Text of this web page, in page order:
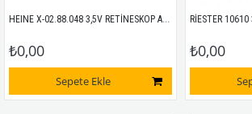
HEINE X-02.88.048 3,5V RETİNESKOP AMPULÜ
₺0,00
Sepete Ekle
₺0,00